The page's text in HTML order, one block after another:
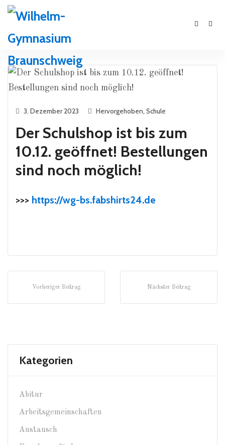
3. Dezember 2023 Hervorgehoben, Schule
Der Schulshop ist bis zum
10.12. geöffnet! Bestellungen
sind noch möglich!
>>> https://wg-bs.fabshirts24.de
Vorheriger Beitrag Nächster Beitrag
Kategorien
Abitur
Arbeitsgemeinschaften
Austausch